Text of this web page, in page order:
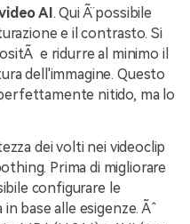
AI. Qui Ã¨ possibile
e il contrasto. Si
e ridurre al minimo il
dell'immagine. Questo
nitido, ma lo
dei volti nei videoclip
Prima di migliorare
configurare le
base alle esigenze. Ãˆ